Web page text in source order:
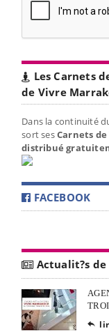
Les Carnets
de Vivre
Dans la continuité
sort sesCarnets
distribué
FACEBOOK
Actualit?s
